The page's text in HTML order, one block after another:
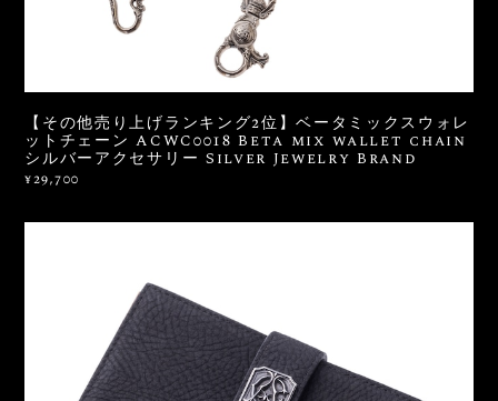
【その他売り上げランキング2位】ベータミックスウォレ
ットチェーン ACWC0018 Beta mix wallet chain
シルバーアクセサリー Silver Jewelry Brand
¥29,700